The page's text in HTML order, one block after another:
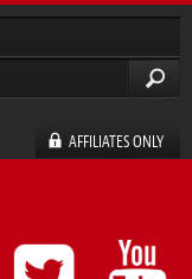
AFFILIATES ONLY